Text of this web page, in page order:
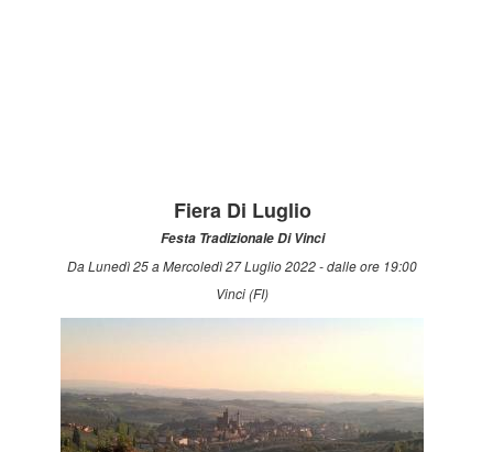
Fiera Di Luglio
Festa Tradizionale Di Vinci
Da Lunedì 25 a Mercoledì 27 Luglio 2022 - dalle ore 19:00
Vinci (FI)